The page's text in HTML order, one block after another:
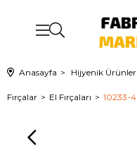
Anasayfa Hijyenik Ürünler
Fırçalar El Fırçaları 10233-4